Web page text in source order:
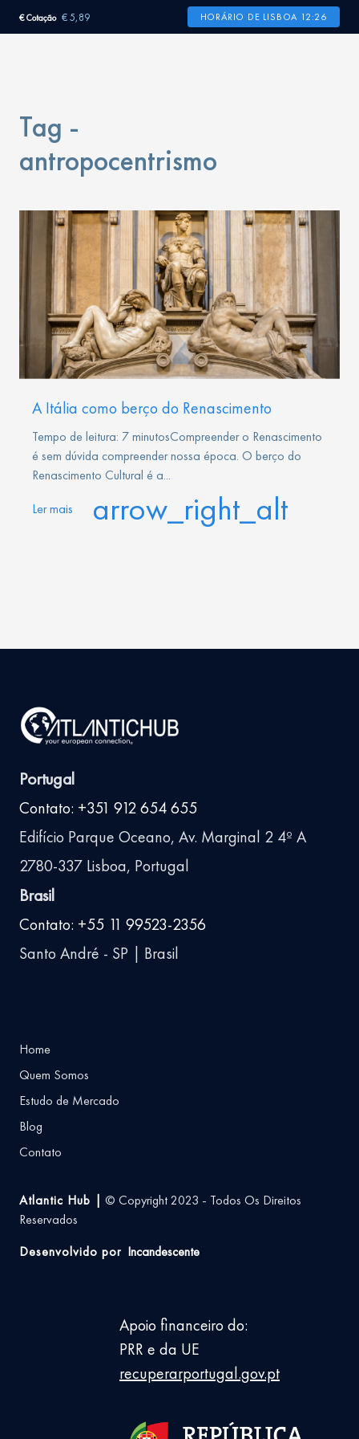
€ Cotação € 5,89 HORÁRIO DE LISBOA 12:26
Tag -
antropocentrismo
A Itália como berço do Renascimento
Tempo de leitura: 7 minutosCompreender o Renascimento
é sem dúvida compreender nossa época. O berço do
Renascimento Cultural é a...
Ler mais arrow_right_alt
Portugal
Contato: +351 912 654 655
Edifício Parque Oceano, Av. Marginal 2 4º A
2780-337 Lisboa, Portugal
Brasil
Contato: +55 11 99523-2356
Santo André - SP | Brasil
Home
Quem Somos
Estudo de Mercado
Blog
Contato
Atlantic Hub |
© Copyright 2023 - Todos Os Direitos
Reservados
Desenvolvido por Incandescente
Apoio financeiro do:
PRR e da UE
recuperarportugal.gov.pt